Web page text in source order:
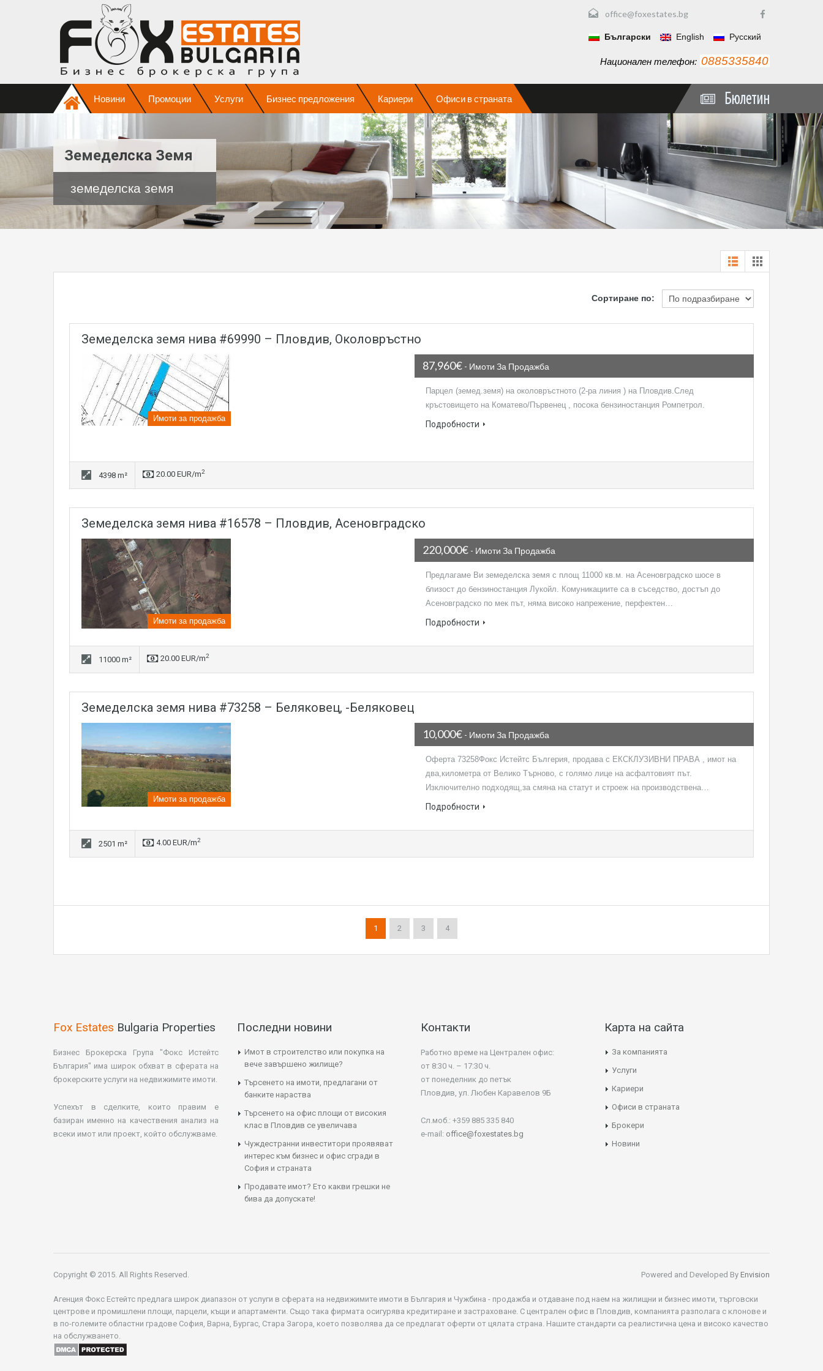
office@foxestates.bg
Български English Русский
Национален телефон: 0885335840
Бюлетин
Новини Промоции Услуги Бизнес предложения Кариери Офиси в страната
Земеделска Земя
земеделска земя
Сортиране по:
земеделска земя нива #69990 – Пловдив, Околовръстно
Имоти за продажба
87,960€ - Имоти За Продажба
Парцел (земед.земя) на околовръстното (2-ра линия ) на Пловдив.След
кръстовището на Коматево/Първенец , посока бензиностанция Ромпетрол.
Подробности
4398 m² 20.00 EUR/m2
земеделска земя нива #16578 – Пловдив, Асеновградско
Имоти за продажба
220,000€ - Имоти За Продажба
Предлагаме Ви земеделска земя с площ 11000 кв.м. на Асеновградско шосе в
близост до бензиностанция Лукойл. Комуникациите са в съседство, достъп до
Асеновградско по мек път, няма високо напрежение, перфектен…
Подробности
11000 m² 20.00 EUR/m2
земеделска земя нива #73258 – Беляковец, -Беляковец
Имоти за продажба
10,000€ - Имоти За Продажба
Оферта 73258Фокс Истейтс Бългерия, продава с ЕКСКЛУЗИВНИ ПРАВА , имот на
два,километра от Велико Търново, с голямо лице на асфалтовият път.
Изключително подходящ,за смяна на статут и строеж на производствена…
Подробности
2501 m² 4.00 EUR/m2
1 2 3 4
Fox Estates Bulgaria Properties
Бизнес Брокерска Група "Фокс Истейтс
България" има широк обхват в сферата на
брокерските услуги на недвижимите имоти.
Успехът в сделките, които правим е
базиран именно на качествения анализ на
всеки имот или проект, който обслужваме.
Последни новини
Имот в строителство или покупка на
вече завършено жилище?
Търсенето на имоти, предлагани от
банките нараства
Търсенето на офис площи от високия
клас в Пловдив се увеличава
Чуждестранни инвеститори проявяват
интерес към бизнес и офис сгради в
София и страната
Продавате имот? Ето какви грешки не
бива да допускате!
Контакти
Работно време на Централен офис:
от 8:30 ч. – 17:30 ч.
от понеделник до петък
Пловдив, ул. Любен Каравелов 9Б
Сл.моб.: +359 885 335 840
e-mail: office@foxestates.bg
Карта на сайта
За компанията
Услуги
Кариери
Офиси в страната
Брокери
Новини
Copyright © 2015. All Rights Reserved. Powered and Developed By Envision
Агенция Фокс Естейтс предлага широк диапазон от услуги в сферата на недвижимите имоти в България и Чужбина - продажба и отдаване под наем на жилищни и бизнес имоти, търговски
центрове и промишлени площи, парцели, къщи и апартаменти. Също така фирмата осигурява кредитиране и застраховане. С централен офис в Пловдив, компанията разполага с клонове и
в по-големите областни градове София, Варна, Бургас, Стара Загора, което позволява да се предлагат оферти от цялата страна. Нашите стандарти са реалистична цена и високо качество
на обслужването.